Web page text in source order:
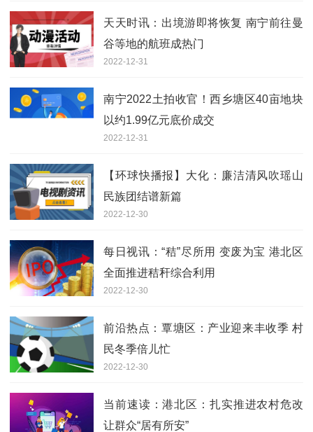
天天时讯：出境游即将恢复 南宁前往曼
谷等地的航班成热门
2022-12-31
南宁2022土拍收官！西乡塘区40亩地块
以约1.99亿元底价成交
2022-12-31
【环球快播报】大化：廉洁清风吹瑶山
民族团结谱新篇
2022-12-30
每日视讯：“秸”尽所用 变废为宝 港北区
全面推进秸秆综合利用
2022-12-30
前沿热点：覃塘区：产业迎来丰收季 村
民冬季倍儿忙
2022-12-30
当前速读：港北区：扎实推进农村危改
让群众“居有所安”